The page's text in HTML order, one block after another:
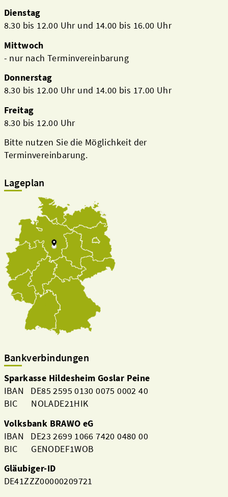
Dienstag
8.30 bis 12.00 Uhr und 14.00 bis 16.00 Uhr
Mittwoch
- nur nach Terminvereinbarung
Donnerstag
8.30 bis 12.00 Uhr und 14.00 bis 17.00 Uhr
Freitag
8.30 bis 12.00 Uhr
Bitte nutzen Sie die Möglichkeit der
Terminvereinbarung.
Lageplan
Bankverbindungen
Sparkasse Hildesheim Goslar Peine
IBAN DE85 2595 0130 0075 0002 40
BIC NOLADE21HIK
Volksbank BRAWO eG
IBAN DE23 2699 1066 7420 0480 00
BIC GENODEF1WOB
Gläubiger-ID
DE41ZZZ00000209721